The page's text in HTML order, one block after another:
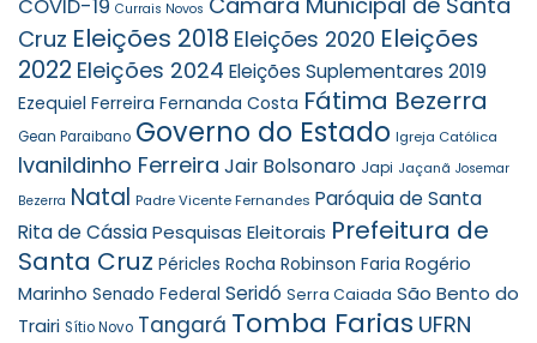
COVID-19 Currais Novos
Cruz Eleições 2018 Eleições 2020 Eleições
2022 Eleições 2024 Eleições Suplementares 2019
Ezequiel Ferreira Fernanda Costa Fátima Bezerra
Gean Paraibano Governo do Estado Igreja Católica
Ivanildinho Ferreira Jair Bolsonaro Japi Jaçanã Josemar
Bezerra Natal Padre Vicente Fernandes Paróquia de Santa
Rita de CássiaPesquisas Eleitorais Prefeitura de
Santa Cruz Péricles Rocha Robinson Faria Rogério
Marinho Senado Federal Seridó Serra Caiada São Bento do
Trairi Sítio Novo Tangará Tomba Farias UFRN